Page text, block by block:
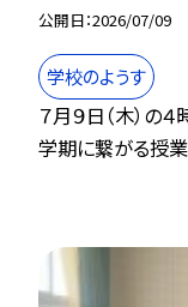
公開日 2026/07/09
学校のようす
７月９日（木）の
学期に繋がる授業